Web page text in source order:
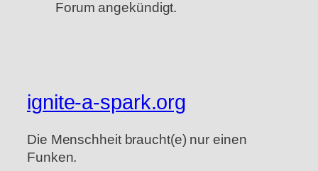
Forum angekündigt.
ignite-a-spark.org
Die Menschheit braucht(e) nur einen
Funken.